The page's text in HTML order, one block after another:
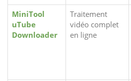
MiniTool
uTube
Downloader
Traitement
vidéo complet
en ligne